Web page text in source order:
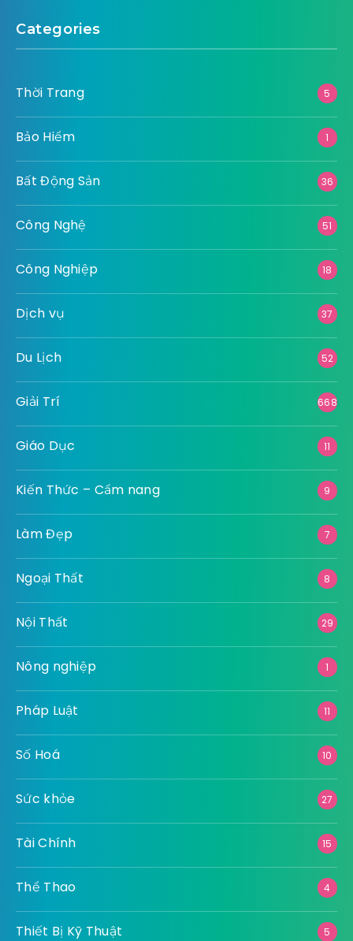
Categories
Thời Trang 5
Bảo Hiểm 1
Bất Động Sản 36
Công Nghệ 51
Công Nghiệp 18
Dịch vụ 37
Du Lịch 52
Giải Trí 668
Giáo Dục 11
Kiến Thức – Cẩm nang 9
Làm Đẹp 7
Ngoại Thất 8
Nội Thất 29
Nông nghiệp 1
Pháp Luật 11
Số Hoá 10
Sức khỏe 27
Tài Chính 15
Thể Thao 4
Thiết Bị Kỹ Thuật 5